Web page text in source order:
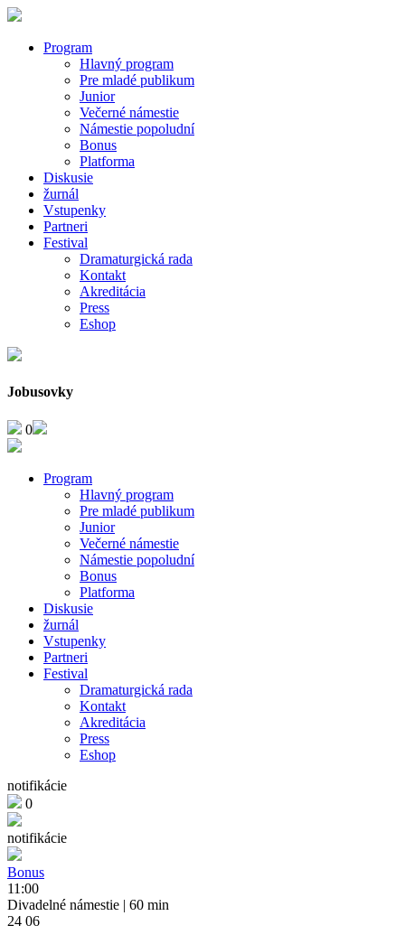
Program
Hlavný program
Pre mladé publikum
Junior
Večerné námestie
Námestie popoludní
Bonus
Platforma
Diskusie
žurnál
Vstupenky
Partneri
Festival
Dramaturgická rada
Kontakt
Akreditácia
Press
Eshop
Jobusovky
0
Program
Hlavný program
Pre mladé publikum
Junior
Večerné námestie
Námestie popoludní
Bonus
Platforma
Diskusie
žurnál
Vstupenky
Partneri
Festival
Dramaturgická rada
Kontakt
Akreditácia
Press
Eshop
notifikácie
0
notifikácie
Bonus
11:00
Divadelné námestie | 60 min
24 06